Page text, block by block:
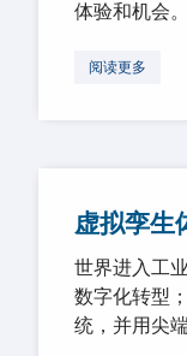
体验和机会
阅读更多
虚拟孪生
世界进入工
数字化转型
统，并用尖